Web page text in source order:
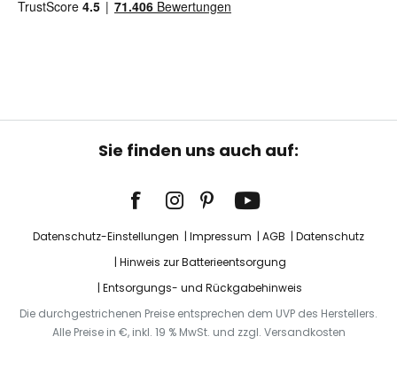
Sie finden uns auch auf:
Datenschutz-Einstellungen Impressum AGB
Datenschutz
Hinweis zur Batterieentsorgung
Entsorgungs- und Rückgabehinweis
Die durchgestrichenen Preise entsprechen dem UVP des Herstellers.
Alle Preise in €, inkl. 19 % MwSt. und zzgl. Versandkosten